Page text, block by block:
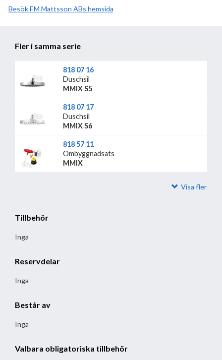
BesökFM Mattsson AB hemsida
Fler i samma serie
818 07 16
Duschsil
MMIX S5
818 07 17
Duschsil
MMIX S6
818 57 11
Ombyggnadsats
MMIX
Visa fler
Tillbehör
Inga
Reservdelar
Inga
Består av
Inga
Valbara obligatoriska tillbehör